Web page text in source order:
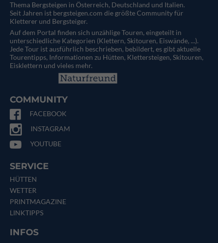
Thema Bergsteigen in Österreich, Deutschland und Italien.
Seit Jahren ist bergsteigen.com die größte Community für
Kletterer und Bergsteiger.
Auf dem Portal finden sich unzählige Touren, eingeteilt in
unterschiedliche Kategorien (Klettern, Skitouren, Eiswände, ...).
Jede Tour ist ausführlich beschrieben, bebildert, es gibt aktuelle
Tourentipps, Informationen zu Hütten, Klettersteigen, Skitouren,
Eisklettern und vieles mehr.
COMMUNITY
FACEBOOK
INSTAGRAM
YOUTUBE
SERVICE
HÜTTEN
WETTER
PRINTMAGAZINE
LINKTIPPS
INFOS